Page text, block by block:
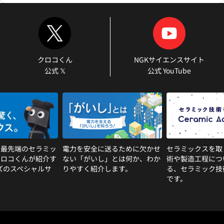
クロコくん
公式 𝕏
NGKサイエンスサイト
公式 YouTube
先端のセラミッ
コくんが紹介す
のスペシャルサ
電力を安全に送るために欠かせ
ない「がいし」とは何か、わか
りやすく紹介します。
セラミックスを
術や製造工程に
る、セラミック
です。